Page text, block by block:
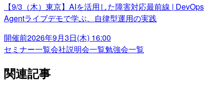
【9/3（木）東京】AIを活用した障害対応最前線 | DevOps
Agentライブデモで学ぶ、自律型運用の実践
開催前2026年9月3日(木) 16:00
セミナー一覧会社説明会一覧勉強会一覧
関連記事